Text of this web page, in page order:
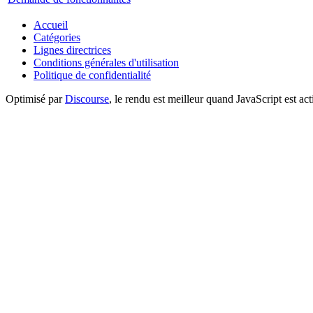
Accueil
Catégories
Lignes directrices
Conditions générales d'utilisation
Politique de confidentialité
Optimisé parDiscourse, le rendu est meilleur quand JavaScript est